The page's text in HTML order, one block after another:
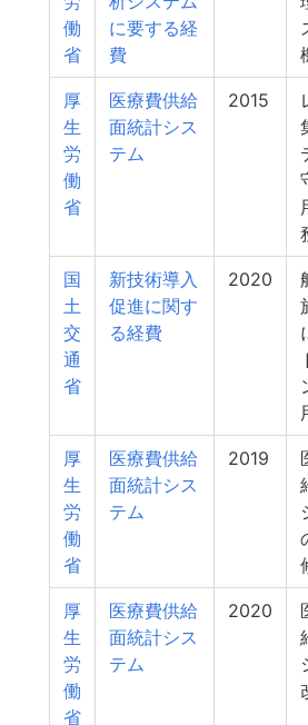
働
省
に要する経
費
厚
生
労
働
省
医療費供給
面統計シス
テム
2015
国
土
交
通
省
新技術導入
促進に関す
る経費
2020
厚
生
労
働
省
医療費供給
面統計シス
テム
2019
厚
生
労
働
省
医療費供給
面統計シス
テム
2020